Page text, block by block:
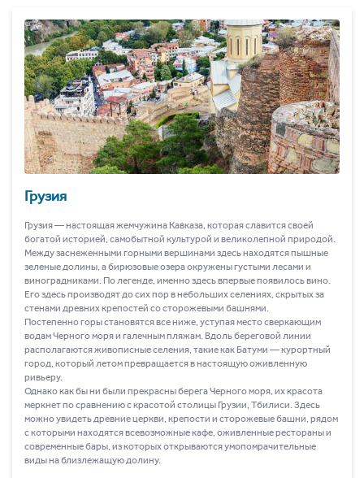
Грузия
Грузия ― настоящая жемчужина Кавказа, которая славится своей
богатой историей, самобытной культурой и великолепной природой.
Между заснеженными горными вершинами здесь находятся пышные
зеленые долины, а бирюзовые озера окружены густыми лесами и
виноградниками. По легенде, именно здесь впервые появилось вино.
Его здесь производят до сих пор в небольших селениях, скрытых за
стенами древних крепостей со сторожевыми башнями.
Постепенно горы становятся все ниже, уступая место сверкающим
водам Черного моря и галечным пляжам. Вдоль береговой линии
располагаются живописные селения, такие как Батуми ― курортный
город, который летом превращается в настоящую оживленную
ривьеру.
Однако как бы ни были прекрасны берега Черного моря, их красота
меркнет по сравнению с красотой столицы Грузии, Тбилиси. Здесь
можно увидеть древние церкви, крепости и сторожевые башни, рядом
с которыми находятся всевозможные кафе, оживленные рестораны и
современные бары, из которых открываются умопомрачительные
виды на близлежащую долину.